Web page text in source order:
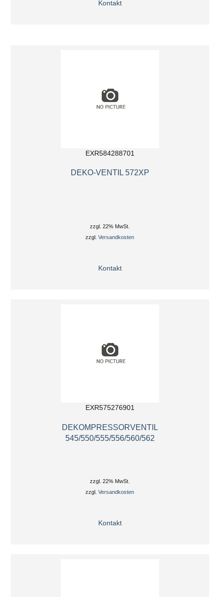
Kontakt
EXR584288701
DEKO-VENTIL 572XP
zzgl. 22% MwSt.
zzgl.Versandkosten
Kontakt
EXR575276901
DEKOMPRESSORVENTIL
545/550/555/556/560/562
zzgl. 22% MwSt.
zzgl.Versandkosten
Kontakt